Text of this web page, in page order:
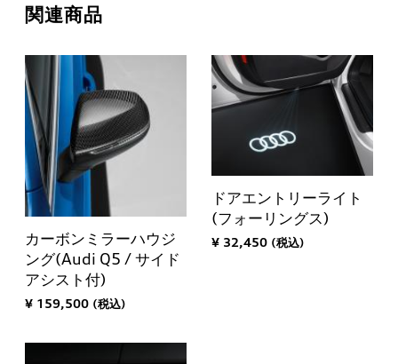
関連商品
カーボンミラーハウジ
ング(Audi Q5 / サイド
アシスト付)
¥ 159,500 (税込)
ドアエントリーライト
(フォーリングス)
¥ 32,450 (税込)